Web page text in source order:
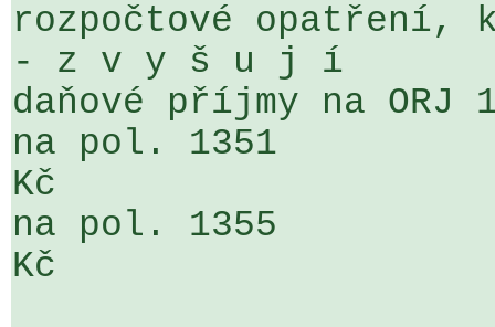
rozpočtové opatření,
- z v y š u j í
daňové příjmy na ORJ
na pol. 1351
Kč
na pol. 1355
Kč